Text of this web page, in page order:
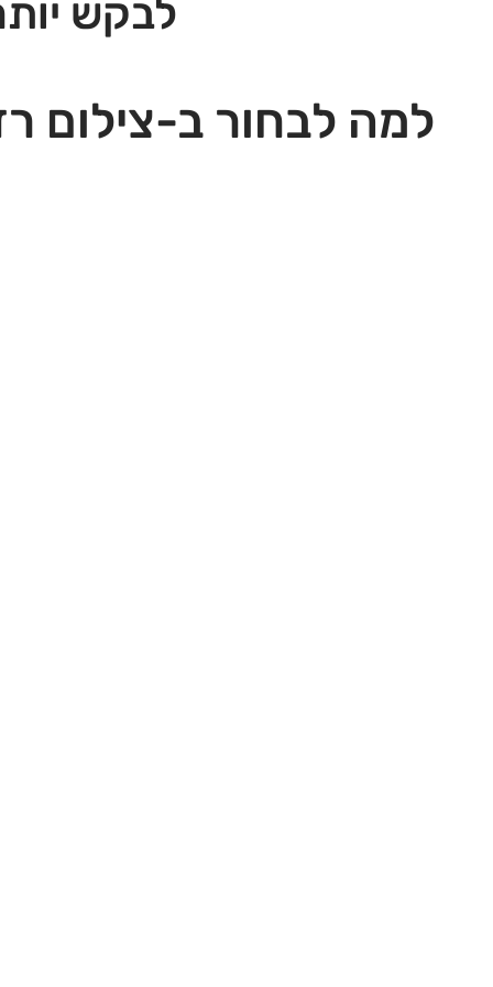
לבקש
למה לבחור ב-צילום